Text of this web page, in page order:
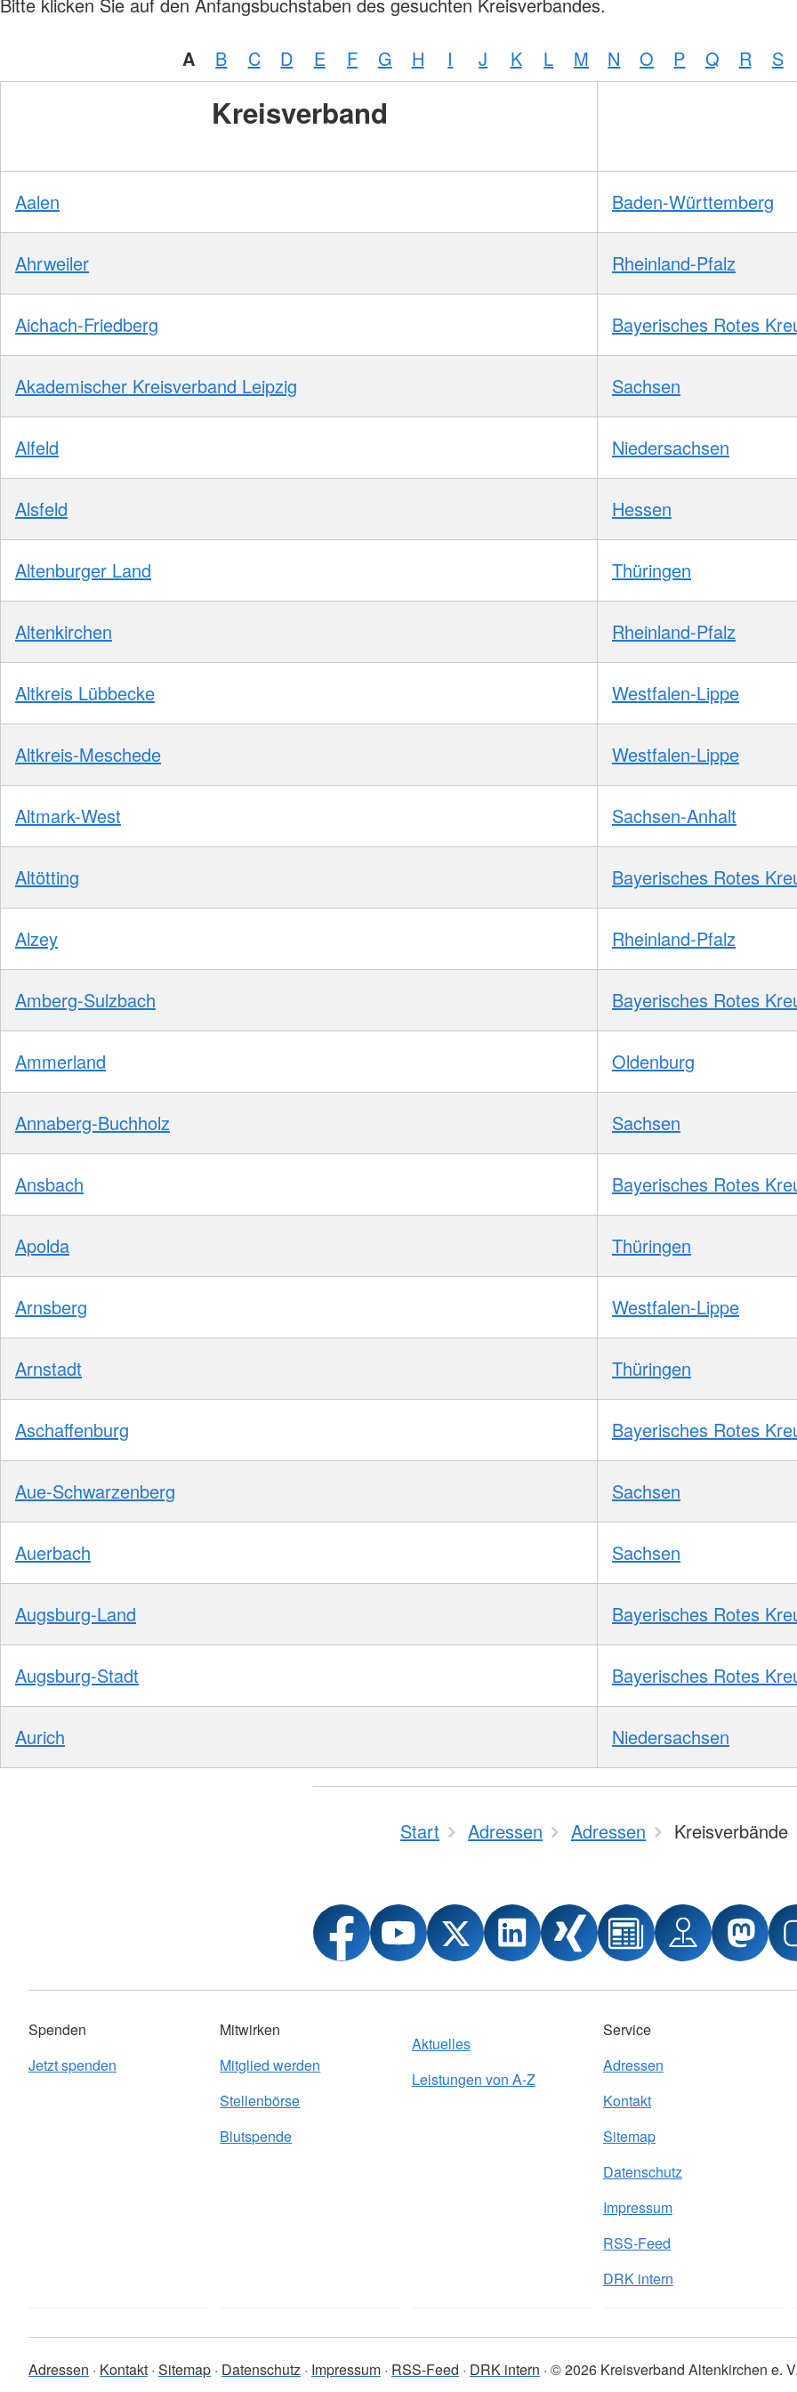
A B C D E F G H I J K L M N O P Q R S
Kreisverband
Aalen Baden-Württemberg
Ahrweiler Rheinland-Pfalz
Aichach-Friedberg Bayerisches Rotes
Akademischer Kreisverband Leipzig Sachsen
Alfeld Niedersachsen
Alsfeld Hessen
Altenburger Land Thüringen
Altenkirchen Rheinland-Pfalz
Altkreis Lübbecke Westfalen-Lippe
Altkreis-Meschede Westfalen-Lippe
Altmark-West Sachsen-Anhalt
Altötting Bayerisches Rotes
Alzey Rheinland-Pfalz
Amberg-Sulzbach Bayerisches Rotes
Ammerland Oldenburg
Annaberg-Buchholz Sachsen
Ansbach Bayerisches Rotes
Apolda Thüringen
Arnsberg Westfalen-Lippe
Arnstadt Thüringen
Aschaffenburg Bayerisches Rotes
Aue-Schwarzenberg Sachsen
Auerbach Sachsen
Augsburg-Land Bayerisches Rotes
Augsburg-Stadt Bayerisches Rotes
Aurich Niedersachsen
Start Adressen Adressen Kreisverbände
Spenden
Jetzt spenden
Mitwirken
Mitglied werden
Stellenbörse
Blutspende
Aktuelles
Leistungen von A-Z
Service
Adressen
Kontakt
Sitemap
Datenschutz
Impressum
RSS-Feed
DRK intern
Adressen Kontakt Sitemap Datenschutz Impressum RSS-Feed DRK intern © 2026 Kreisverband Altenkirchen e.